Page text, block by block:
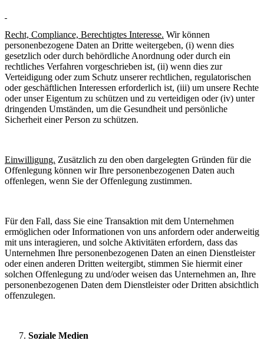
Recht, Compliance, Berechtigtes Interesse. Wir können
personenbezogene Daten an Dritte weitergeben, (i) wenn dies
gesetzlich oder durch behördliche Anordnung oder durch ein
rechtliches Verfahren vorgeschrieben ist, (ii) wenn dies zur
Verteidigung oder zum Schutz unserer rechtlichen, regulatorischen
oder geschäftlichen Interessen erforderlich ist, (iii) um unsere Rechte
oder unser Eigentum zu schützen und zu verteidigen oder (iv) unter
dringenden Umständen, um die Gesundheit und persönliche
Sicherheit einer Person zu schützen.
Einwilligung. Zusätzlich zu den oben dargelegten Gründen für die
Offenlegung können wir Ihre personenbezogenen Daten auch
offenlegen, wenn Sie der Offenlegung zustimmen.
Für den Fall, dass Sie eine Transaktion mit dem Unternehmen
ermöglichen oder Informationen von uns anfordern oder anderweitig
mit uns interagieren, und solche Aktivitäten erfordern, dass das
Unternehmen Ihre personenbezogenen Daten an einen Dienstleister
oder einen anderen Dritten weitergibt, stimmen Sie hiermit einer
solchen Offenlegung zu und/oder weisen das Unternehmen an, Ihre
personenbezogenen Daten dem Dienstleister oder Dritten absichtlich
offenzulegen.
Soziale Medien